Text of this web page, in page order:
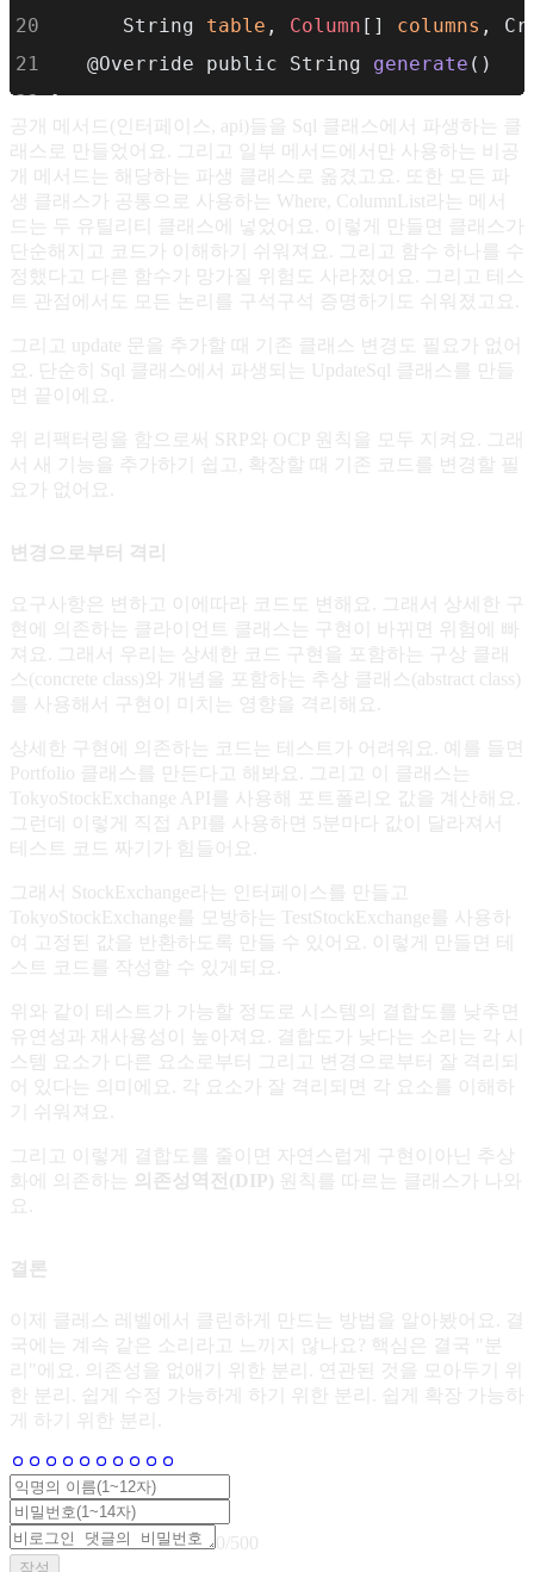
      String
table , Column [] columns ,
   @Override public String
generate ()
}
public
class SelectWithMatchSql extends
public
SelectWithMatchSql(
      String
table, Column [] columns
,
   @Override public String
generate()
}
   public
FindByKeySql (
   @
Override public String generate()
}
public
   @Override public String
generate () {
private String placeholderList( Column
}
public
class Where {
public
Where (String criteria)
public String generate
()
}
class ColumnList
public
ColumnList ( Column []
public String generate()
공개 메서드(인터페이스, api)들을 Sql 클래스에서 파생하는 클
래스로 만들었어요. 그리고 일부 메서드에서만 사용하는 비공
개 메서드는 해당하는 파생 클래스로 옮겼고요. 또한 모든 파
생 클래스가 공통으로 사용하는 Where, ColumnList라는 메서
드는 두 유틸리티 클래스에 넣었어요. 이렇게 만들면 클래스가
단순해지고 코드가 이해하기 쉬워져요. 그리고 함수 하나를 수
정했다고 다른 함수가 망가질 위험도 사라졌어요. 그리고 테스
트 관점에서도 모든 논리를 구석구석 증명하기도 쉬워졌고요.
그리고 update 문을 추가할 때 기존 클래스 변경도 필요가 없어
요. 단순히 Sql 클래스에서 파생되는 UpdateSql 클래스를 만들
면 끝이에요.
위 리팩터링을 함으로써 SRP와 OCP 원칙을 모두 지켜요. 그래
서 새 기능을 추가하기 쉽고, 확장할 때 기존 코드를 변경할 필
요가 없어요.
변경으로부터 격리
요구사항은 변하고 이에따라 코드도 변해요. 그래서 상세한 구
현에 의존하는 클라이언트 클래스는 구현이 바뀌면 위험에 빠
져요. 그래서 우리는 상세한 코드 구현을 포함하는 구상 클래
스(concrete class)와 개념을 포함하는 추상 클래스(abstract class)
를 사용해서 구현이 미치는 영향을 격리해요.
상세한 구현에 의존하는 코드는 테스트가 어려워요. 예를 들면
Portfolio 클래스를 만든다고 해봐요. 그리고 이 클래스는
TokyoStockExchange API를 사용해 포트폴리오 값을 계산해요.
그런데 이렇게 직접 API를 사용하면 5분마다 값이 달라져서
테스트 코드 짜기가 힘들어요.
그래서 StockExchange라는 인터페이스를 만들고
TokyoStockExchange를 모방하는 TestStockExchange를 사용하
여 고정된 값을 반환하도록 만들 수 있어요. 이렇게 만들면 테
스트 코드를 작성할 수 있게되요.
위와 같이 테스트가 가능할 정도로 시스템의 결합도를 낮추면
유연성과 재사용성이 높아져요. 결합도가 낮다는 소리는 각 시
스템 요소가 다른 요소로부터 그리고 변경으로부터 잘 격리되
어 있다는 의미에요. 각 요소가 잘 격리되면 각 요소를 이해하
기 쉬워져요.
그리고 이렇게 결합도를 줄이면 자연스럽게 구현이아닌 추상
화에 의존하는
의존성역전(DIP) 원칙를 따르는 클래스가 나와
요.
결론
이제 클레스 레벨에서 클린하게 만드는 방법을 알아봤어요. 결
국에는 계속 같은 소리라고 느끼지 않나요? 핵심은 결국 "분
리"에요. 의존성을 없애기 위한 분리. 연관된 것을 모아두기 위
한 분리. 쉽게 수정 가능하게 하기 위한 분리. 쉽게 확장 가능하
게 하기 위한 분리.
0 500
작성